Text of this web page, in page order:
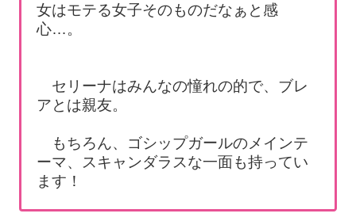
女はモテる女子そのものだなぁと感
心…。
セリーナはみんなの憧れの的で、ブレ
アとは親友。
もちろん、ゴシップガールのメインテ
ーマ、スキャンダラスな一面も持ってい
ます！